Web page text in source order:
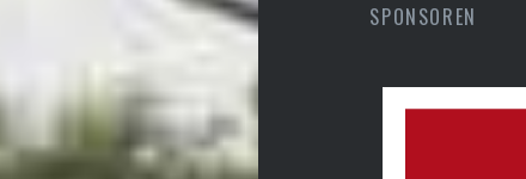
SPONSOREN